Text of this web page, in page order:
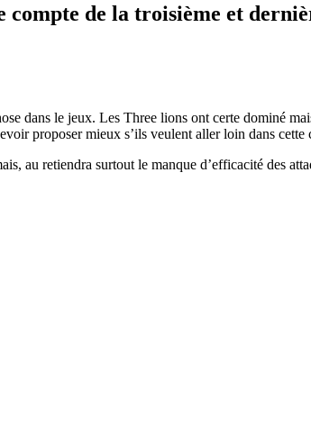
de la troisième et
dans le jeux. Les Three lions ont certe dominé
proposer mieux s’ils veulent aller loin dans cette
au retiendra surtout le manque d’efficacité des